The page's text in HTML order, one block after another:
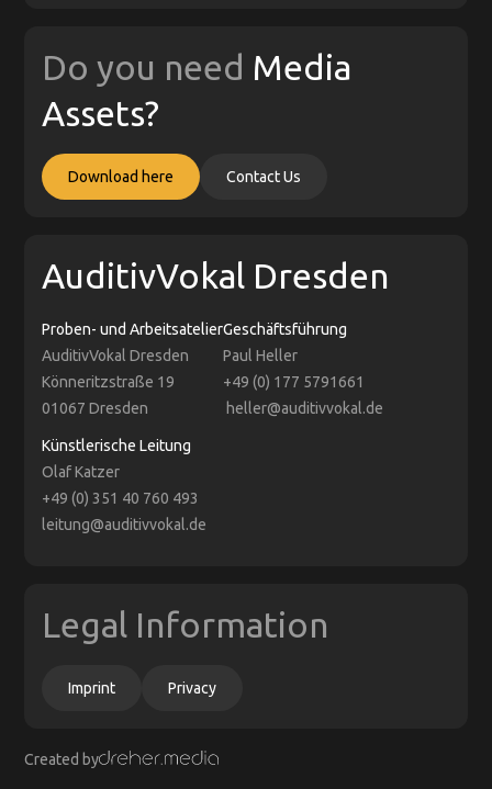
Do you need Media
Assets?
Download here Contact Us
AuditivVokal Dresden
Proben- und Arbeitsatelier
AuditivVokal Dresden
Könneritzstraße 19
01067 Dresden
Geschäftsführung
Paul Heller
+49 (0) 177 5791661
heller@auditivvokal.de
Künstlerische Leitung
Olaf Katzer
+49 (0) 351 40 760 493
leitung@auditivvokal.de
Legal Information
Imprint Privacy
Created by